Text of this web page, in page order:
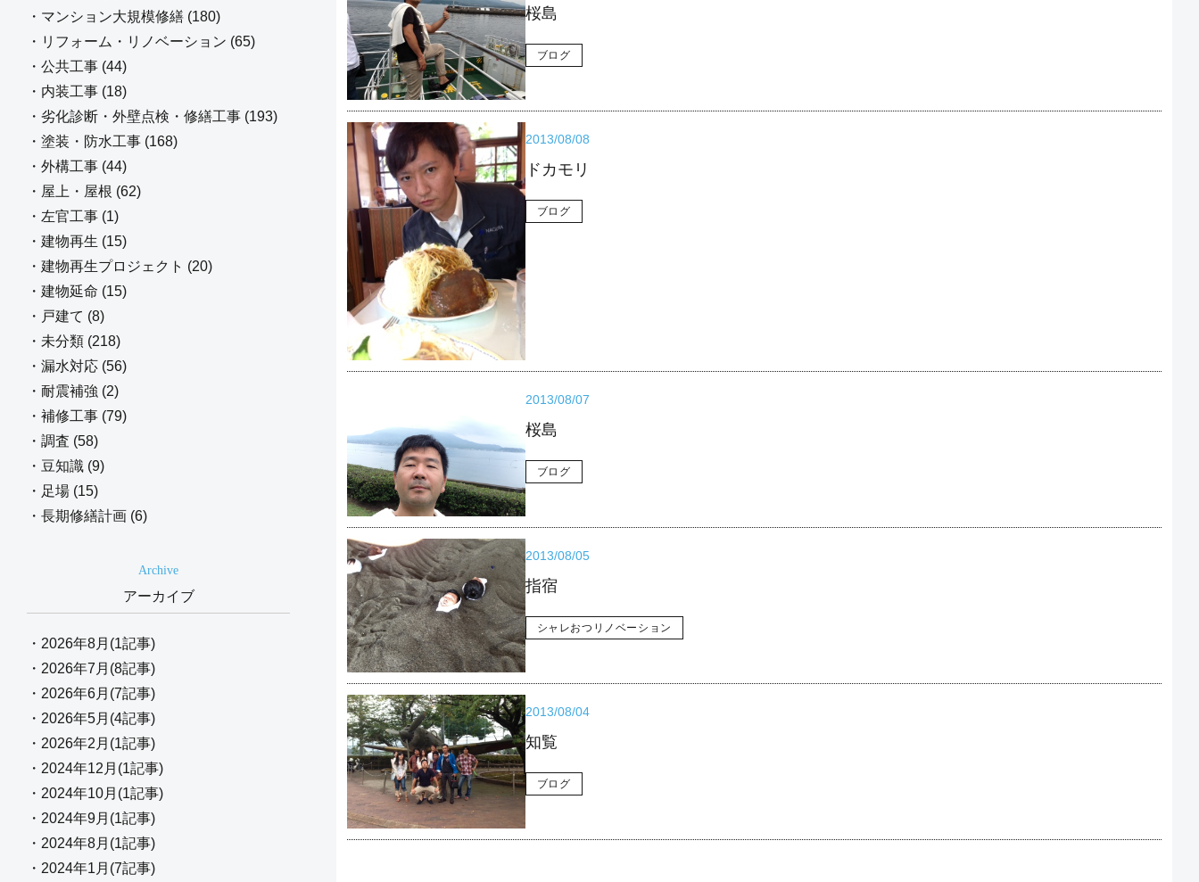
桜島
ブログ
2013/08/08
ドカモリ
ブログ
2013/08/07
桜島
ブログ
2013/08/05
指宿
シャレおつリノベーション
2013/08/04
知覧
ブログ
・マンション大規模修繕 (180)
・リフォーム・リノベーション (65)
・公共工事 (44)
・内装工事 (18)
・劣化診断・外壁点検・修繕工事 (193)
・塗装・防水工事 (168)
・外構工事 (44)
・屋上・屋根 (62)
・左官工事 (1)
・建物再生 (15)
・建物再生プロジェクト (20)
・建物延命 (15)
・戸建て (8)
・未分類 (218)
・漏水対応 (56)
・耐震補強 (2)
・補修工事 (79)
・調査 (58)
・豆知識 (9)
・足場 (15)
・長期修繕計画 (6)
Archive
アーカイブ
・2026年8月(1記事)
・2026年7月(8記事)
・2026年6月(7記事)
・2026年5月(4記事)
・2026年2月(1記事)
・2024年12月(1記事)
・2024年10月(1記事)
・2024年9月(1記事)
・2024年8月(1記事)
・2024年1月(7記事)